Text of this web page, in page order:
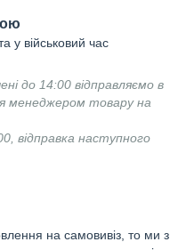
у військовий час
до 14:00 відправляємо в
менеджером товару на
відправка наступного
на самовивіз, то ми з